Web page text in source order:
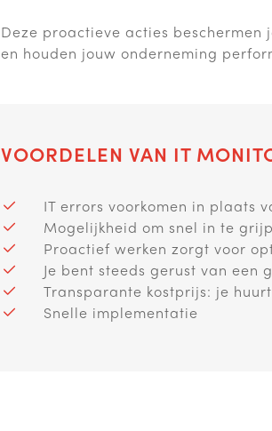
Deze proactieve acties
en houden jouw onderneming
VOORDELEN VAN IT
IT errors voorkomen in plaats
Mogelijkheid om snel in te
Proactief werken zorgt voor
Je bent steeds gerust van een
Transparante kostprijs: je
Snelle implementatie